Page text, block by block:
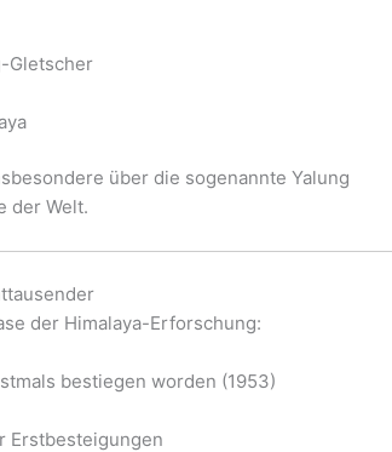
Gletscher
über die sogenannte Yalung
der Welt.
der Himalaya-Erforschung:
bestiegen worden (1953)
Erstbesteigungen